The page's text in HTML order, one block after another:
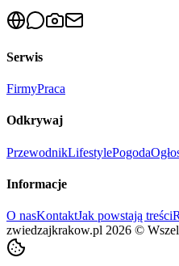
Serwis
FirmyPraca
Odkrywaj
PrzewodnikLifestylePogoda
Informacje
O nasKontaktJak powstają treści
zwiedzajkrakow.pl 2026 ©